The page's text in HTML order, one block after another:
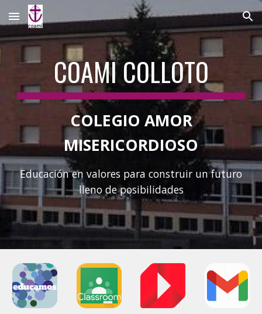
Skip to main content Skip to navigation
COAMI COLLOTO
COLEGIO AMOR
MISERICORDIOSO
Educación en valores para construir un futuro
lleno de posibilidades